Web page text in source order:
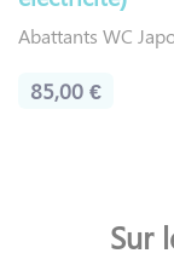
Abattants WC
85,00 €
Sur